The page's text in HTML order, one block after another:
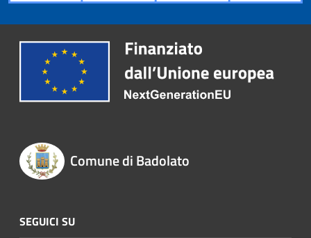
Comune di Badolato
SEGUICI SU